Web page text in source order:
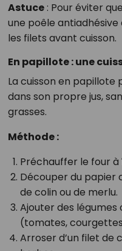
Astuce: Pour éviter
une poêle
les filets avant cuisson.
En papillote : une
La cuisson en papillote
dans son propre jus,
grasses.
Méthode :
Préchauffer le four à
Découper du papier
de colin ou de merlu.
Ajouter des légumes
(tomates,
Arroser d’un filet de